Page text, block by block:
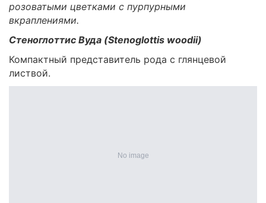
розоватыми цветками с пурпурными
вкраплениями.
Стеноглоттис Вуда (Stenoglottis woodii)
Компактный представитель рода с глянцевой
листвой.